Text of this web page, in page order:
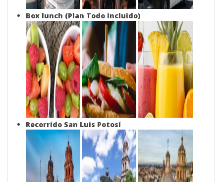
Box lunch (Plan Todo Incluido)
Recorrido San Luis Potosí